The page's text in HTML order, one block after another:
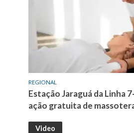
REGIONAL
Estação Jaraguá da Linha
ação gratuita de
Video